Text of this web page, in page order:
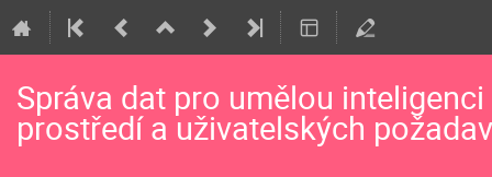
Správa dat pro umělou
prostředí a uživatelských